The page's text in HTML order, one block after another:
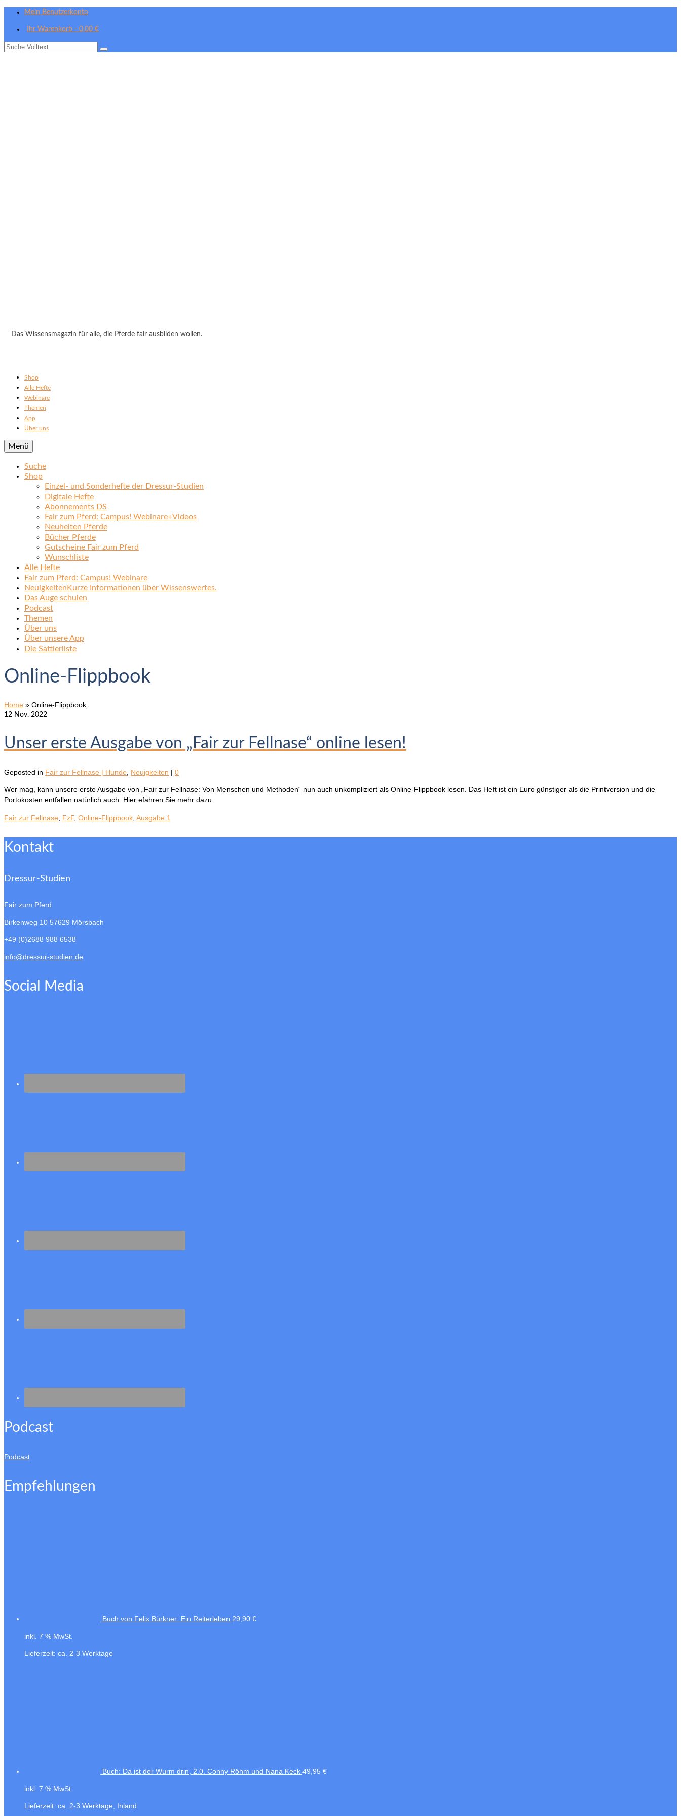
Mein Benutzerkonto
Ihr Warenkorb - 0,00 €
Suche
Das Wissensmagazin für alle, die Pferde fair ausbilden wollen.
Shop
Alle Hefte
Webinare
Themen
App
Über uns
Menü
Suche
Shop
Einzel- und Sonderhefte der Dressur-Studien
Digitale Hefte
Abonnements DS
Fair zum Pferd: Campus! Webinare+Videos
Neuheiten Pferde
Bücher Pferde
Gutscheine Fair zum Pferd
Wunschliste
Alle Hefte
Fair zum Pferd: Campus! Webinare
Neuigkeiten Kurze Informationen über Wissenswertes.
Das Auge schulen
Podcast
Themen
Über uns
Über unsere App
Die Sattlerliste
Online-Flippbook
Home » Online-Flippbook
12 Nov. 2022
Unser erste Ausgabe von „Fair zur Fellnase“ online lesen!
Geposted in Fair zur Fellnase | Hunde Neuigkeiten | 0
Wer mag, kann unsere erste Ausgabe von „Fair zur Fellnase: Von Menschen und Methoden“ nun auch unkompliziert als Online-Flippbook lesen. Das Heft ist ein Euro günstiger als die Printversion und die
Portokosten entfallen natürlich auch. Hier efahren Sie mehr dazu.
Fair zur Fellnase FzF, Online-Flippbook Ausgabe 1
Kontakt
Dressur-Studien
Fair zum Pferd
Birkenweg 10 57629 Mörsbach
+49 (0)2688 988 6538
info@dressur-studien.de
Social Media
Podcast
Podcast
Empfehlungen
Buch von Felix Bürkner: Ein Reiterleben 29,90 €
inkl. 7 % MwSt.
Lieferzeit: ca. 2-3 Werktage
Buch: Da ist der Wurm drin, 2.0. Conny Röhm und Nana Keck 49,95 €
inkl. 7 % MwSt.
Lieferzeit: ca. 2-3 Werktage, Inland